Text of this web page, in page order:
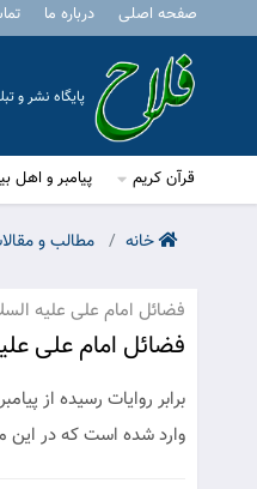
صفحه اصلی درباره ما
پایگاه نشر و
قرآن کریم پیامبر و اهل
خانه مطالب و
فضائل امام علی علیه
فضائل امام علی
وارد شده است که در این مختصر فقط به